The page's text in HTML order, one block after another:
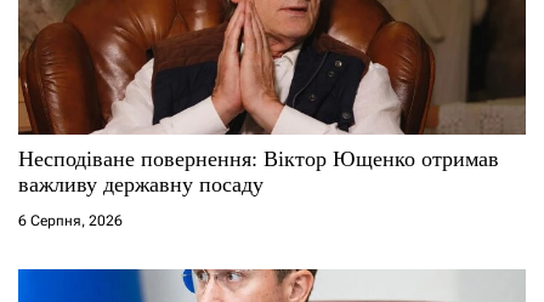
Несподіване повернення: Віктор Ющенко отримав
важливу державну посаду
6 Серпня, 2026